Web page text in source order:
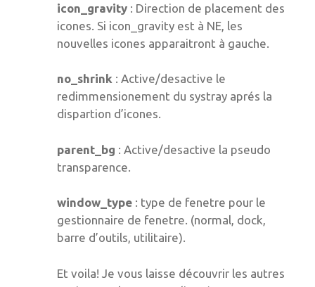
icon_gravity : Direction de placement des
icones. Si icon_gravity est à NE, les
nouvelles icones apparaitront à gauche.
no_shrink : Active/desactive le
redimmensionement du systray aprés la
dispartion d’icones.
parent_bg : Active/desactive la pseudo
transparence.
window_type : type de fenetre pour le
gestionnaire de fenetre. (normal, dock,
barre d’outils, utilitaire).
Et voila! Je vous laisse découvrir les autres